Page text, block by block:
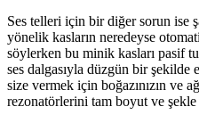
Ses telleri için bir diğer sorun ise
yönelik kasların neredeyse
söylerken bu minik kasları pasif
ses dalgasıyla düzgün bir
size vermek için boğazınızın ve
rezonatörlerini tam boyut ve şekle